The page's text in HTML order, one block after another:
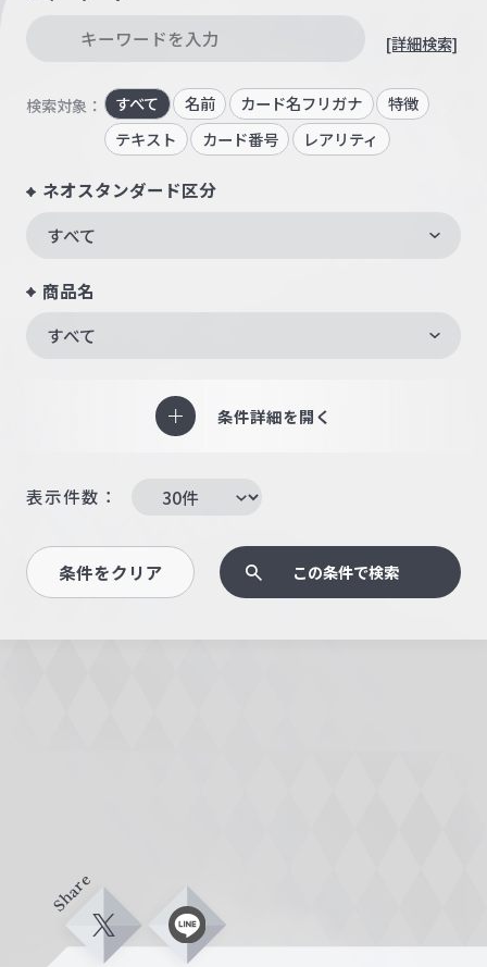
[詳細検索]
検索対象： すべて 名前 カード名フリガナ
特徴
テキスト
カード番号 レアリティ
ネオスタンダード区分
すべて
商品名
すべて
条件詳細を開く
表示件数：
条件をクリア この条件で検索
Share
X L